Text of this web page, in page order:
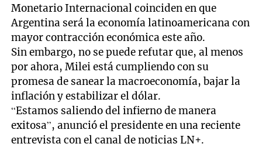
Monetario Internacional coinciden en que
Argentina será la economía latinoamericana con
mayor contracción económica este año.
Sin embargo, no se puede refutar que, al menos
por ahora, Milei está cumpliendo con su
promesa de sanear la macroeconomía, bajar la
inflación y estabilizar el dólar.
“Estamos saliendo del infierno de manera
exitosa”, anunció el presidente en una reciente
entrevista con el canal de noticias LN+.